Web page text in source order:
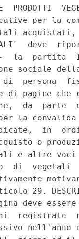
PRODOTTI
per la
deve
-  la  partita
sociale della
persona
pagine che
da  parte
la convalida
indicate,  in
o
e altre voci
di  vegetali
29.
deve
registrate